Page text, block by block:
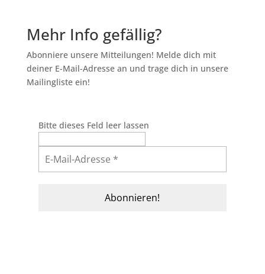
Mehr Info gefällig?
Abonniere unsere Mitteilungen! Melde dich mit
deiner E-Mail-Adresse an und trage dich in unsere
Mailingliste ein!
Bitte dieses Feld leer lassen